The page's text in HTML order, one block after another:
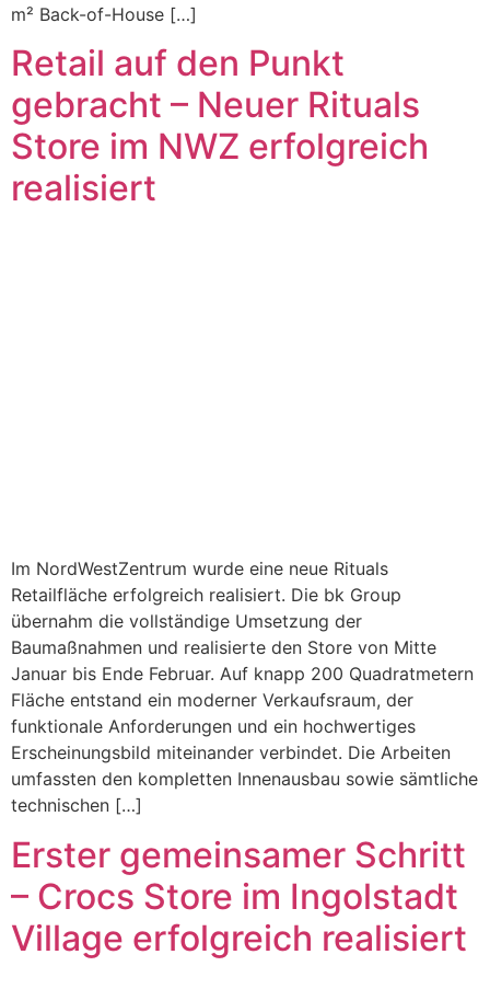
m² Back-of-House […]
Retail auf den Punkt
gebracht – Neuer Rituals
Store im NWZ erfolgreich
realisiert
Im NordWestZentrum wurde eine neue Rituals
Retailfläche erfolgreich realisiert. Die bk Group
übernahm die vollständige Umsetzung der
Baumaßnahmen und realisierte den Store von Mitte
Januar bis Ende Februar. Auf knapp 200 Quadratmetern
Fläche entstand ein moderner Verkaufsraum, der
funktionale Anforderungen und ein hochwertiges
Erscheinungsbild miteinander verbindet. Die Arbeiten
umfassten den kompletten Innenausbau sowie sämtliche
technischen […]
Erster gemeinsamer Schritt
– Crocs Store im Ingolstadt
Village erfolgreich realisiert